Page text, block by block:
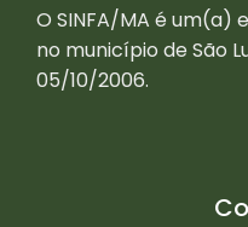
O SINFA/MA é um(a)
no município de São
05/10/2006.